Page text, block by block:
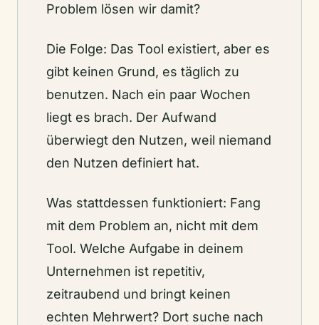
Problem lösen wir damit?
Die Folge: Das Tool existiert, aber es
gibt keinen Grund, es täglich zu
benutzen. Nach ein paar Wochen
liegt es brach. Der Aufwand
überwiegt den Nutzen, weil niemand
den Nutzen definiert hat.
Was stattdessen funktioniert: Fang
mit dem Problem an, nicht mit dem
Tool. Welche Aufgabe in deinem
Unternehmen ist repetitiv,
zeitraubend und bringt keinen
echten Mehrwert? Dort suche nach